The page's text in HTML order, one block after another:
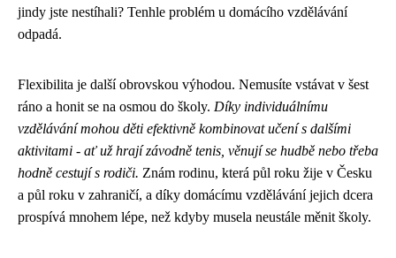
jindy jste nestíhali? Tenhle problém u domácího vzdělávání
odpadá.
Flexibilita je další obrovskou výhodou. Nemusíte vstávat v šest
ráno a honit se na osmou do školy. Díky individuálnímu
vzdělávání mohou děti efektivně kombinovat učení s dalšími
aktivitami - ať už hrají závodně tenis, věnují se hudbě nebo třeba
hodně cestují s rodiči. Znám rodinu, která půl roku žije v Česku
a půl roku v zahraničí, a díky domácímu vzdělávání jejich dcera
prospívá mnohem lépe, než kdyby musela neustále měnit školy.